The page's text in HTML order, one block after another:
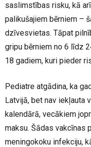
saslimstības risku, kā
palikušajiem bērniem –
dzīvesvietas. Tāpat
gripu bērniem no 6 līdz
18 gadiem, kuri pieder
Pediatre atgādina, ka
Latvijā, bet nav iekļauta
kalendārā, vecākiem
maksu. Šādas vakcīnas
meningokoku infekciju,